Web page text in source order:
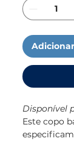
Disponível
Este copo